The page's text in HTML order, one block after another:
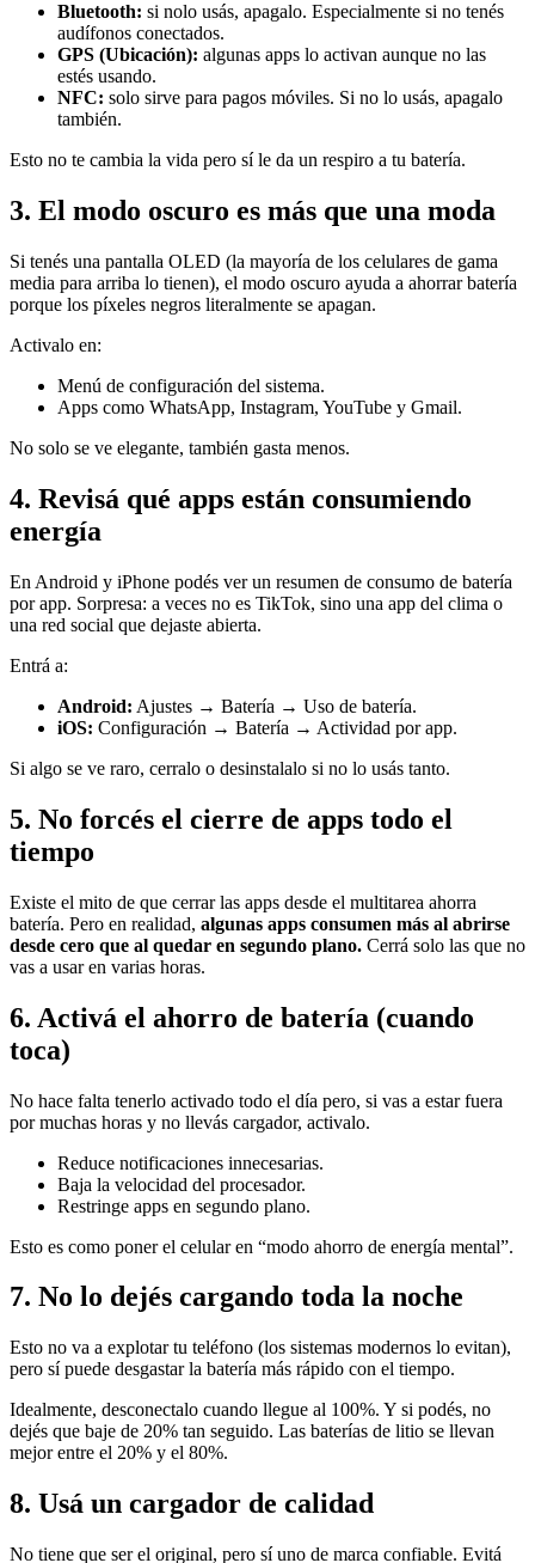
Bluetooth: si nolo usás, apagalo. Especialmente si no tenés
audífonos conectados.
GPS (Ubicación): algunas apps lo activan aunque no las
estés usando.
NFC: solo sirve para pagos móviles. Si no lo usás, apagalo
también.
Esto no te cambia la vida pero sí le da un respiro a tu batería.
3. El modo oscuro es más que una moda
Si tenés una pantalla OLED (la mayoría de los celulares de gama
media para arriba lo tienen), el modo oscuro ayuda a ahorrar batería
porque los píxeles negros literalmente se apagan.
Activalo en:
Menú de configuración del sistema.
Apps como WhatsApp, Instagram, YouTube y Gmail.
No solo se ve elegante, también gasta menos.
4. Revisá qué apps están consumiendo
energía
En Android y iPhone podés ver un resumen de consumo de batería
por app. Sorpresa: a veces no es TikTok, sino una app del clima o
una red social que dejaste abierta.
Entrá a:
Android: Ajustes → Batería → Uso de batería.
iOS: Configuración → Batería → Actividad por app.
Si algo se ve raro, cerralo o desinstalalo si no lo usás tanto.
5. No forcés el cierre de apps todo el
tiempo
Existe el mito de que cerrar las apps desde el multitarea ahorra
batería. Pero en realidad, algunas apps consumen más al abrirse
desde cero que al quedar en segundo plano. Cerrá solo las que no
vas a usar en varias horas.
6. Activá el ahorro de batería (cuando
toca)
No hace falta tenerlo activado todo el día pero, si vas a estar fuera
por muchas horas y no llevás cargador, activalo.
Reduce notificaciones innecesarias.
Baja la velocidad del procesador.
Restringe apps en segundo plano.
Esto es como poner el celular en “modo ahorro de energía mental”.
7. No lo dejés cargando toda la noche
Esto no va a explotar tu teléfono (los sistemas modernos lo evitan),
pero sí puede desgastar la batería más rápido con el tiempo.
Idealmente, desconectalo cuando llegue al 100%. Y si podés, no
dejés que baje de 20% tan seguido. Las baterías de litio se llevan
mejor entre el 20% y el 80%.
8. Usá un cargador de calidad
No tiene que ser el original, pero sí uno de marca confiable. Evitá